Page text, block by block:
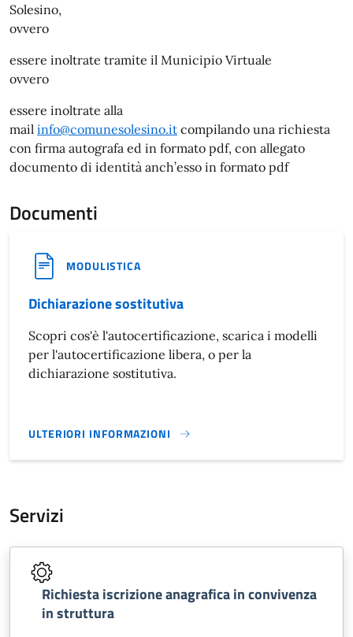
Solesino,
ovvero
essere inoltrate tramite il Municipio Virtuale
ovvero
essere inoltrate alla
mail info@comunesolesino.it compilando una richiesta
con firma autografa ed in formato pdf, con allegato
documento di identità anch’esso in formato pdf
Documenti
MODULISTICA
Dichiarazione sostitutiva
Scopri cos'è l'autocertificazione, scarica i modelli
per l'autocertificazione libera, o per la
dichiarazione sostitutiva.
ULTERIORI INFORMAZIONI
DICHIARAZIONE SOSTITUTIVA}
Servizi
Richiesta iscrizione anagrafica in convivenza
in struttura